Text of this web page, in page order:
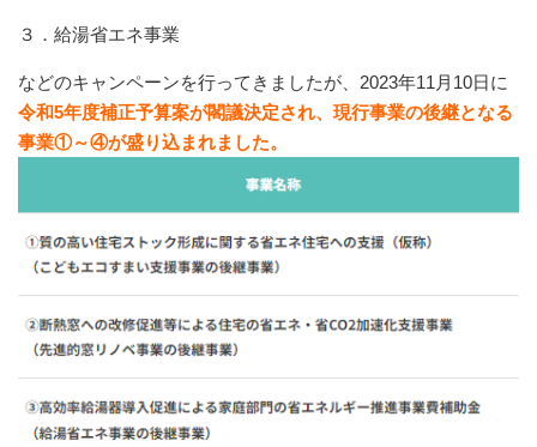
３．給湯省エネ事業
などのキャンペーンを行ってきましたが、2023年11月10日に
令和5年度補正予算案が閣議決定され、現行事業の後継となる
事業①～④が盛り込まれました。